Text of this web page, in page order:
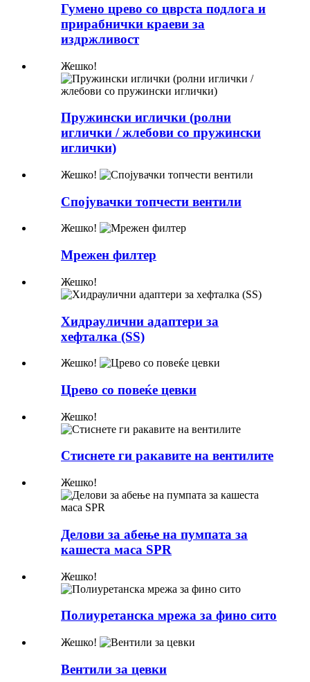
Гумено црево со цврста подлога и
прирабнички краеви за
издржливост
Жешко!
Пружински иглички (ролни
иглички / жлебови со пружински
иглички)​​
Жешко!
Спојувачки топчести вентили
Жешко!
Мрежен филтер
Жешко!
Хидраулични адаптери за
хефталка (SS)
Жешко!
Црево со повеќе цевки
Жешко!
Стиснете ги ракавите на вентилите
Жешко!
Делови за абење на пумпата за
кашеста маса SPR
Жешко!
Полиуретанска мрежа за фино сито
Жешко!
Вентили за цевки